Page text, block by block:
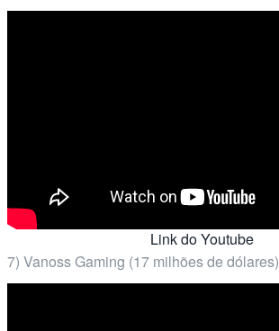
Link do Youtube
7) Vanoss Gaming (17 milhões de dólares)